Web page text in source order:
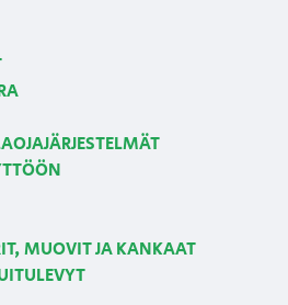
MUOVIT JA KANKAAT